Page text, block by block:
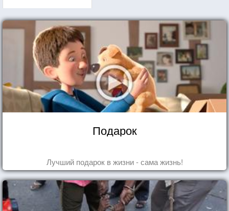
Подарок
Лучший подарок в жизни - сама жизнь!